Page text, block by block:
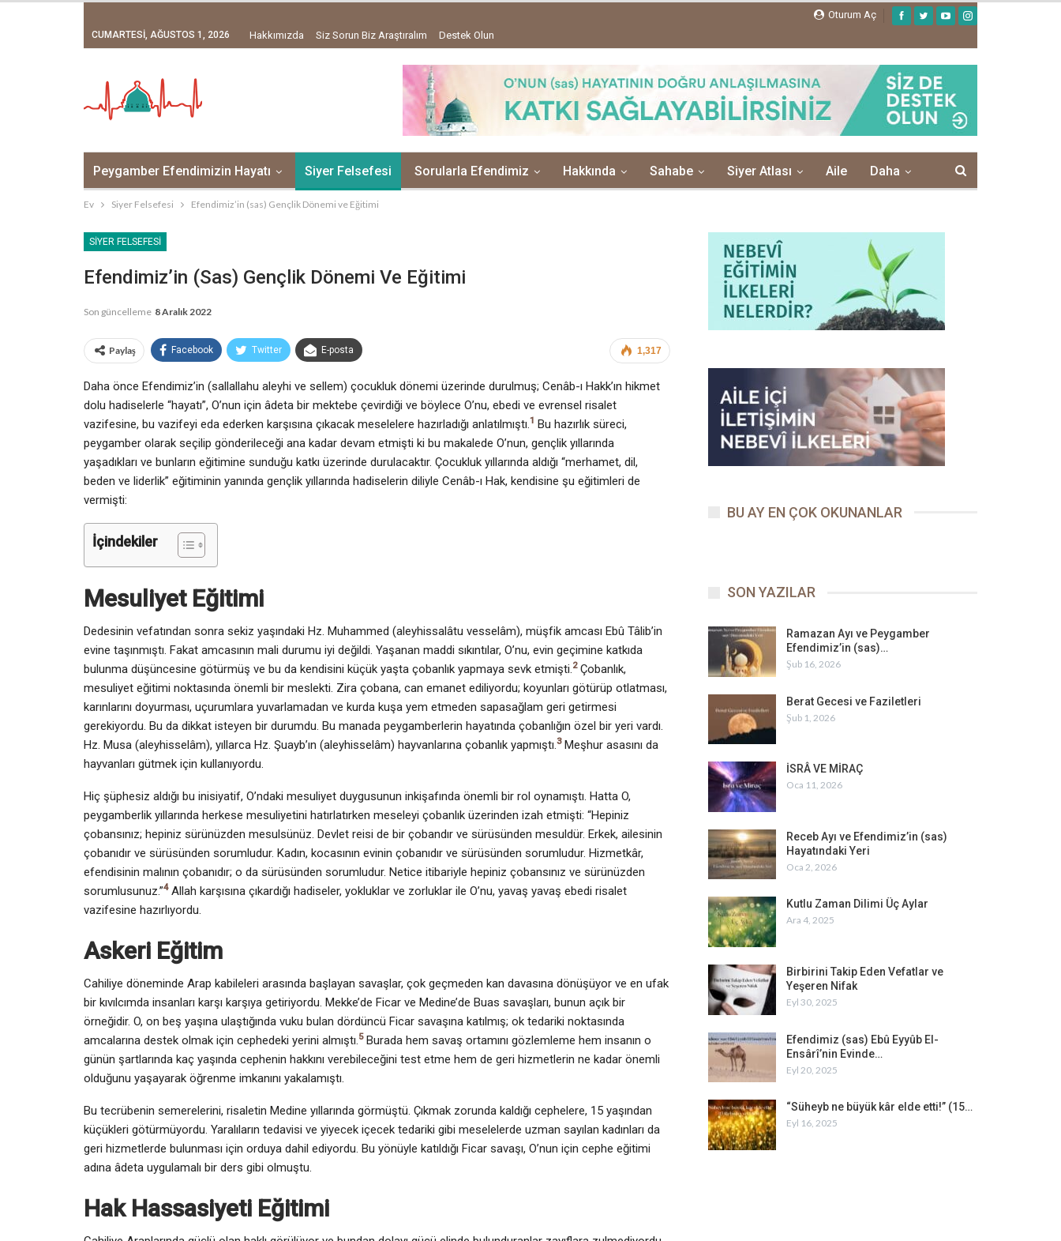
Oturum Aç
CUMARTESI, AĞUSTOS 1, 2026 Hakkımızda Siz Sorun Biz Araştıralım Destek Olun
Peygamber Efendimizin Hayatı Siyer Felsefesi Sorularla Efendimiz Hakkında Sahabe Siyer Atlası Aile Daha
Ev Siyer Felsefesi Efendimiz’in (sas) Gençlik Dönemi ve Eğitimi
SIYER FELSEFESI
Efendimiz’in (sas) Gençlik Dönemi Ve Eğitimi
Son güncelleme 8 Aralık 2022
1,317
Paylaş Facebook Twitter E-posta
Daha önce Efendimiz’in (sallallahu aleyhi ve sellem) çocukluk dönemi üzerinde durulmuş; Cenâb-ı Hakk’ın hikmet
dolu hadiselerle “hayatı”, O’nun için âdeta bir mektebe çevirdiği ve böylece O’nu, ebedi ve evrensel risalet
vazifesine, bu vazifeyi eda ederken karşısına çıkacak meselelere hazırladığı anlatılmıştı. 1 Bu hazırlık süreci,
peygamber olarak seçilip gönderileceği ana kadar devam etmişti ki bu makalede O’nun, gençlik yıllarında
yaşadıkları ve bunların eğitimine sunduğu katkı üzerinde durulacaktır. Çocukluk yıllarında aldığı “merhamet, dil,
beden ve liderlik” eğitiminin yanında gençlik yıllarında hadiselerin diliyle Cenâb-ı Hak, kendisine şu eğitimleri de
vermişti:
İçindekiler
Mesuliyet Eğitimi
Dedesinin vefatından sonra sekiz yaşındaki Hz. Muhammed (aleyhissalâtu vesselâm), müşfik amcası Ebû Tâlib’in
evine taşınmıştı. Fakat amcasının mali durumu iyi değildi. Yaşanan maddi sıkıntılar, O’nu, evin geçimine katkıda
bulunma düşüncesine götürmüş ve bu da kendisini küçük yaşta çobanlık yapmaya sevk etmişti. 2Çobanlık,
mesuliyet eğitimi noktasında önemli bir meslekti. Zira çobana, can emanet ediliyordu; koyunları götürüp otlatması,
karınlarını doyurması, uçurumlara yuvarlamadan ve kurda kuşa yem etmeden sapasağlam geri getirmesi
gerekiyordu. Bu da dikkat isteyen bir durumdu. Bu manada peygamberlerin hayatında çobanlığın özel bir yeri vardı.
Hz. Musa (aleyhisselâm), yıllarca Hz. Şuayb’ın (aleyhisselâm) hayvanlarına çobanlık yapmıştı. 3Meşhur asasını da
hayvanları gütmek için kullanıyordu.
Hiç şüphesiz aldığı bu inisiyatif, O’ndaki mesuliyet duygusunun inkişafında önemli bir rol oynamıştı. Hatta O,
peygamberlik yıllarında herkese mesuliyetini hatırlatırken meseleyi çobanlık üzerinden izah etmişti: “Hepiniz
çobansınız; hepiniz sürünüzden mesulsünüz. Devlet reisi de bir çobandır ve sürüsünden mesuldür. Erkek, ailesinin
çobanıdır ve sürüsünden sorumludur. Kadın, kocasının evinin çobanıdır ve sürüsünden sorumludur. Hizmetkâr,
efendisinin malının çobanıdır; o da sürüsünden sorumludur. Netice itibariyle hepiniz çobansınız ve sürünüzden
sorumlusunuz.”4Allah karşısına çıkardığı hadiseler, yokluklar ve zorluklar ile O’nu, yavaş yavaş ebedi risalet
vazifesine hazırlıyordu.
Askeri Eğitim
Cahiliye döneminde Arap kabileleri arasında başlayan savaşlar, çok geçmeden kan davasına dönüşüyor ve en ufak
bir kıvılcımda insanları karşı karşıya getiriyordu. Mekke’de Ficar ve Medine’de Buas savaşları, bunun açık bir
örneğidir. O, on beş yaşına ulaştığında vuku bulan dördüncü Ficar savaşına katılmış; ok tedariki noktasında
amcalarına destek olmak için cephedeki yerini almıştı. 5Burada hem savaş ortamını gözlemleme hem insanın o
günün şartlarında kaç yaşında cephenin hakkını verebileceğini test etme hem de geri hizmetlerin ne kadar önemli
olduğunu yaşayarak öğrenme imkanını yakalamıştı.
Bu tecrübenin semerelerini, risaletin Medine yıllarında görmüştü. Çıkmak zorunda kaldığı cephelere, 15 yaşından
küçükleri götürmüyordu. Yaralıların tedavisi ve yiyecek içecek tedariki gibi meselelerde uzman sayılan kadınları da
geri hizmetlerde bulunması için orduya dahil ediyordu. Bu yönüyle katıldığı Ficar savaşı, O’nun için cephe eğitimi
adına âdeta uygulamalı bir ders gibi olmuştu.
Hak Hassasiyeti Eğitimi
BU AY EN ÇOK OKUNANLAR
SON YAZILAR
Ramazan Ayı ve Peygamber
Efendimiz’in (sas)…
Şub 16, 2026
Berat Gecesi ve Faziletleri
Şub 1, 2026
İSRÂ VE MİRAÇ
Oca 11, 2026
Receb Ayı ve Efendimiz’in (sas)
Hayatındaki Yeri
Oca 2, 2026
Kutlu Zaman Dilimi Üç Aylar
Ara 4, 2025
Birbirini Takip Eden Vefatlar ve
Yeşeren Nifak
Eyl 30, 2025
Efendimiz (sas) Ebû Eyyûb El-
Ensârî’nin Evinde…
Eyl 20, 2025
“Süheyb ne büyük kâr elde etti!” (15…
Eyl 16, 2025